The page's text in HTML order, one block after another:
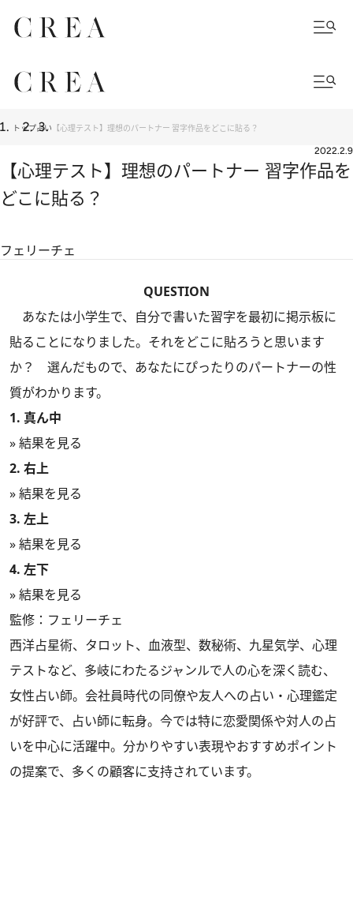
トップ占い 【心理テスト】理想のパートナー 習字作品をどこに貼る？
2022.2.9
【心理テスト】理想のパートナー 習字作品を
どこに貼る？
フェリーチェ
QUESTION
あなたは小学生で、自分で書いた習字を最初に掲示板に
貼ることになりました。それをどこに貼ろうと思います
か？ 選んだもので、あなたにぴったりのパートナーの性
質がわかります。
1. 真ん中
» 結果を見る
2. 右上
» 結果を見る
3. 左上
» 結果を見る
4. 左下
» 結果を見る
監修：フェリーチェ
西洋占星術、タロット、血液型、数秘術、九星気学、心理
テストなど、多岐にわたるジャンルで人の心を深く読む、
女性占い師。会社員時代の同僚や友人への占い・心理鑑定
が好評で、占い師に転身。今では特に恋愛関係や対人の占
いを中心に活躍中。分かりやすい表現やおすすめポイント
の提案で、多くの顧客に支持されています。